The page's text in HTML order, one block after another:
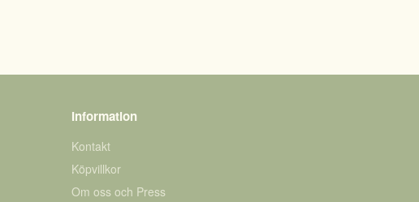
Information
Kontakt
Köpvillkor
Om oss och Press